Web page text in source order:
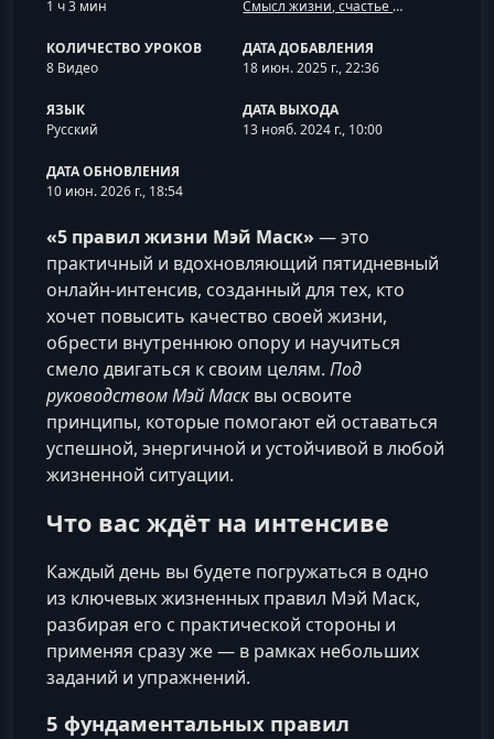
1 ч 3 мин
Смысл жизни, счастье и ценности
КОЛИЧЕСТВО УРОКОВ
8 Видео
ДАТА ДОБАВЛЕНИЯ
18 июн. 2025 г., 22:36
ЯЗЫК
Русский
ДАТА ВЫХОДА
13 нояб. 2024 г., 10:00
ДАТА ОБНОВЛЕНИЯ
10 июн. 2026 г., 18:54
«5 правил жизни Мэй Маск» — это
практичный и вдохновляющий пятидневный
онлайн-интенсив, созданный для тех, кто
хочет повысить качество своей жизни,
обрести внутреннюю опору и научиться
смело двигаться к своим целям. Под
руководством Мэй Масквы освоите
принципы, которые помогают ей оставаться
успешной, энергичной и устойчивой в любой
жизненной ситуации.
Что вас ждёт на интенсиве
Каждый день вы будете погружаться в одно
из ключевых жизненных правил Мэй Маск,
разбирая его с практической стороны и
применяя сразу же — в рамках небольших
заданий и упражнений.
5 фундаментальных правил